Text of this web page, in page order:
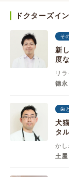
ドクターズイ
そ
新
度
リ
徳永
歯
犬
タ
かし
土屋